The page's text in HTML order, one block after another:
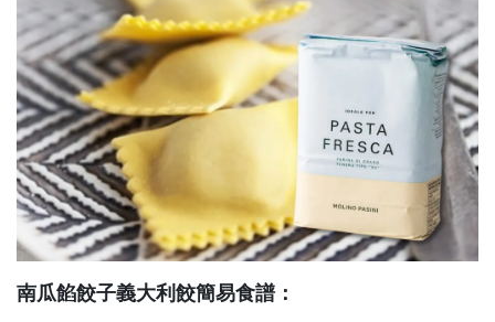
南瓜餡餃子義大利餃簡易食譜：